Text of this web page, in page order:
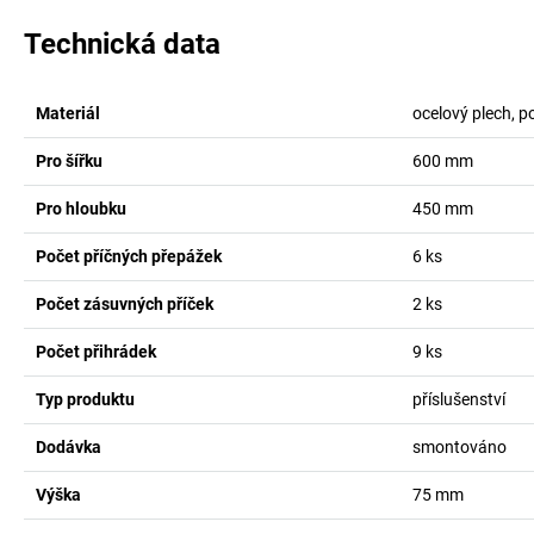
Technická data
Materiál ocelový plech,
Pro šířku 600 mm
Pro hloubku 450 mm
Počet příčných přepážek 6 ks
Počet zásuvných příček 2 ks
Počet přihrádek 9 ks
Typ produktu příslušenství
Dodávka smontováno
Výška 75 mm